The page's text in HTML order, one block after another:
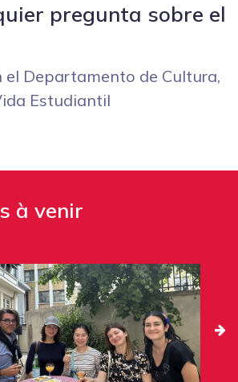
pregunta sobre el
el Departamento de Cultura,
Estudiantil
à venir